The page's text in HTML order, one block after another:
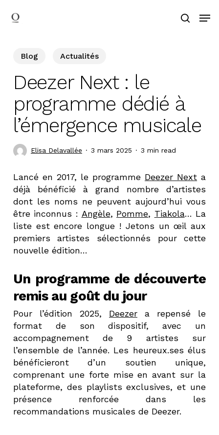
search
Blog Actualités
Deezer Next : le
programme dédié à
l’émergence musicale
Elisa Delavallée 3 mars 2025 3 min read
Lancé en 2017, le programme Deezer Next a
déjà bénéficié à grand nombre d’artistes
dont les noms ne peuvent aujourd’hui vous
être inconnus : Angèle, Pomme, Tiakola… La
liste est encore longue ! Jetons un œil aux
premiers artistes sélectionnés pour cette
nouvelle édition…
Un programme de découverte
remis au goût du jour
Pour l’édition 2025, Deezer a repensé le
format de son dispositif, avec un
accompagnement de 9 artistes sur
l’ensemble de l’année. Les heureux.ses élus
bénéficieront d’un soutien unique,
comprenant une forte mise en avant sur la
plateforme, des playlists exclusives, et une
présence renforcée dans les
recommandations musicales de Deezer.